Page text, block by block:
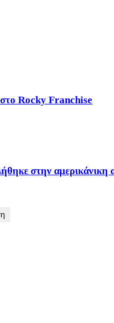
Rocky Franchise
στην αμερικάνικη